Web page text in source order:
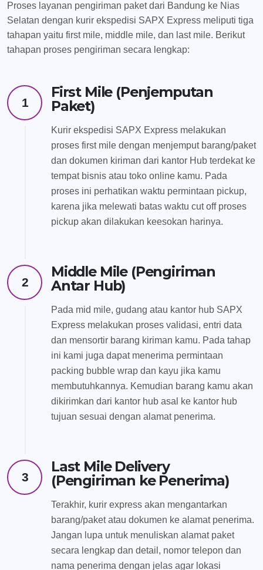
Proses layanan pengiriman paket dari Bandung ke Nias
Selatan dengan kurir ekspedisi SAPX Express meliputi tiga
tahapan yaitu first mile, middle mile, dan last mile. Berikut
tahapan proses pengiriman secara lengkap:
1
First Mile (Penjemputan
Paket)
Kurir ekspedisi SAPX Express melakukan
proses first mile dengan menjemput barang/paket
dan dokumen kiriman dari kantor Hub terdekat ke
tempat bisnis atau toko online kamu. Pada
proses ini perhatikan waktu permintaan pickup,
karena jika melewati batas waktu cut off proses
pickup akan dilakukan keesokan harinya.
2
Middle Mile (Pengiriman
Antar Hub)
Pada mid mile, gudang atau kantor hub SAPX
Express melakukan proses validasi, entri data
dan mensortir barang kiriman kamu. Pada tahap
ini kami juga dapat menerima permintaan
packing bubble wrap dan kayu jika kamu
membutuhkannya. Kemudian barang kamu akan
dikirimkan dari kantor hub asal ke kantor hub
tujuan sesuai dengan alamat penerima.
3
Last Mile Delivery
(Pengiriman ke Penerima)
Terakhir, kurir express akan mengantarkan
barang/paket atau dokumen ke alamat penerima.
Jangan lupa untuk menuliskan alamat paket
secara lengkap dan detail, nomor telepon dan
nama penerima dengan jelas agar lokasi